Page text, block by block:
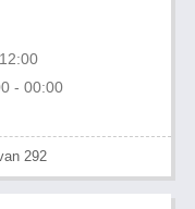
- 00:00
292